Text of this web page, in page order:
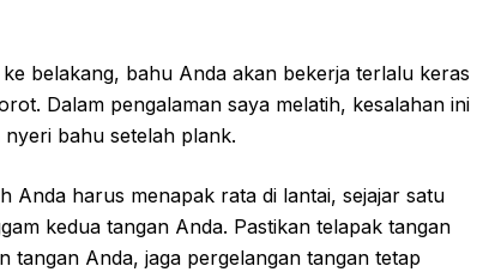
belakang, bahu Anda akan bekerja terlalu keras
Dalam pengalaman saya melatih, kesalahan ini
bahu setelah plank.
Anda harus menapak rata di lantai, sejajar satu
kedua tangan Anda. Pastikan telapak tangan
tangan Anda, jaga pergelangan tangan tetap